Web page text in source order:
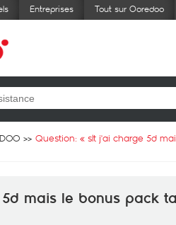
Entreprises Tout sur Ooredoo
Question: « slt j'ai charge 5d
mais le bonus pack